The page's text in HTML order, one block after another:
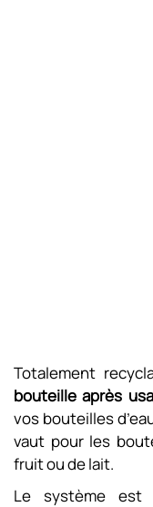
Totalement
bouteille après
vos bouteilles
vaut pour les
fruit ou de lait.
Le système